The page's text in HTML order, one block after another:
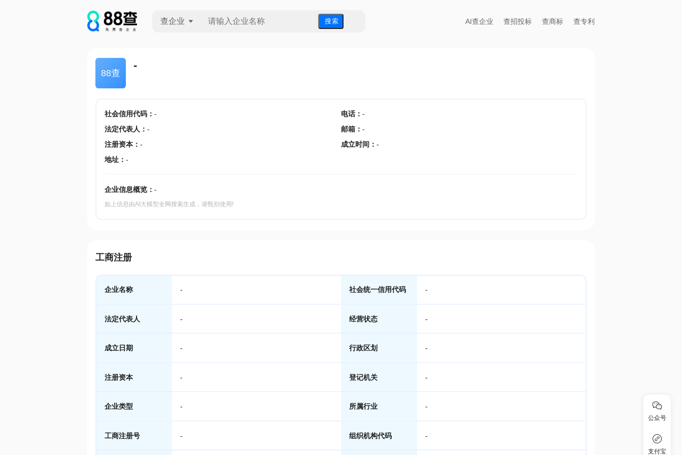
查企业 搜 索 AI查企业 查招投标 查商标 查专利
88查
-
社会信用代码： - 电话： -
法定代表人 ： - 邮箱 ： -
注册资本： - 成立时间 ： -
地址： -
企业信息概览： -
如上信息由AI大模型全网搜索生成，请甄别使用!
工商注册
企业名称 - 社会统一信用代码 -
法定代表人 - 经营状态 -
成立日期 - 行政区划 -
注册资本 - 登记机关 -
企业类型 - 所属行业 -
工商注册号 - 组织机构代码 -
公众号
支付宝